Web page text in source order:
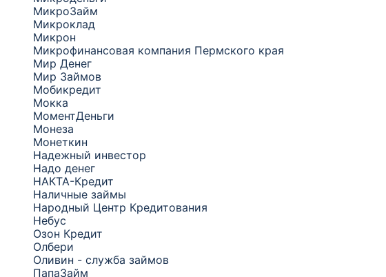
МикроЗайм
Микроклад
Микрон
Микрофинансовая компания Пермского края
Мир Денег
Мир Займов
Мобикредит
Мокка
МоментДеньги
Монеза
Монеткин
Надежный инвестор
Надо денег
НАКТА-Кредит
Наличные займы
Народный Центр Кредитования
Небус
Озон Кредит
Олбери
Оливин - служба займов
ПапаЗайм